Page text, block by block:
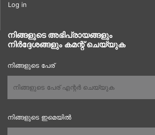
Log in
നിങ്ങളുടെ അഭിപ്രായങ്ങളും
നിർദ്ദേശങ്ങളും കമന്റ് ചെയ്യുക
നിങ്ങളുടെ പേര്
നിങ്ങളുടെ ഇമെയിൽ